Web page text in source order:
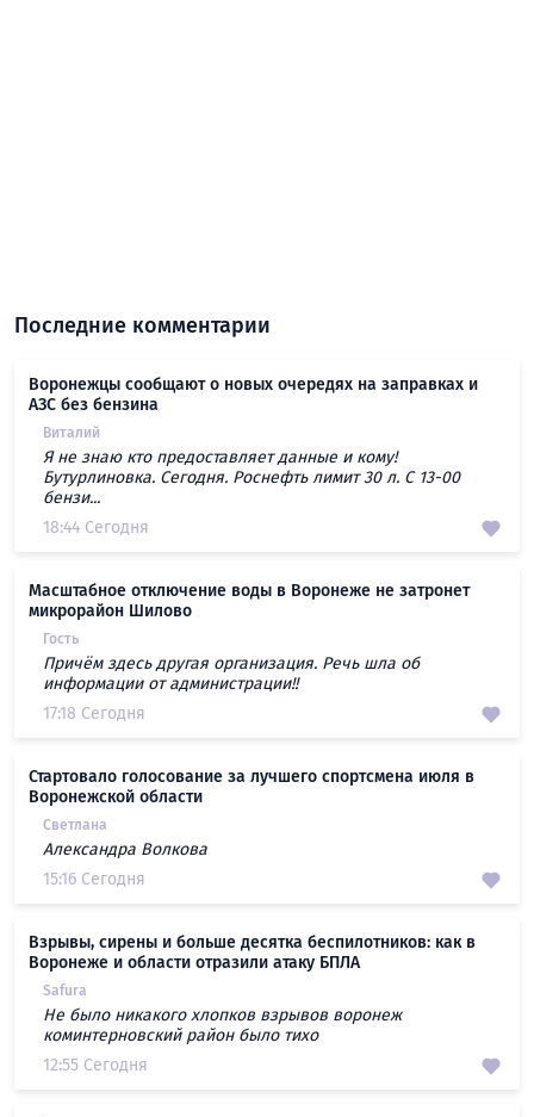
Последние комментарии
Воронежцы сообщают о новых очередях на заправках и
АЗС без бензина
Виталий
Я не знаю кто предоставляет данные и кому!
Бутурлиновка. Сегодня. Роснефть лимит 30 л. С 13-00
бензи...
18:44 Сегодня
Масштабное отключение воды в Воронеже не затронет
микрорайон Шилово
Гость
Причём здесь другая организация. Речь шла об
информации от администрации!!
17:18 Сегодня
Стартовало голосование за лучшего спортсмена июля в
Воронежской области
Светлана
Александра Волкова
15:16 Сегодня
Взрывы, сирены и больше десятка беспилотников: как в
Воронеже и области отразили атаку БПЛА
Safura
Не было никакого хлопков взрывов воронеж
коминтерновский район было тихо
12:55 Сегодня